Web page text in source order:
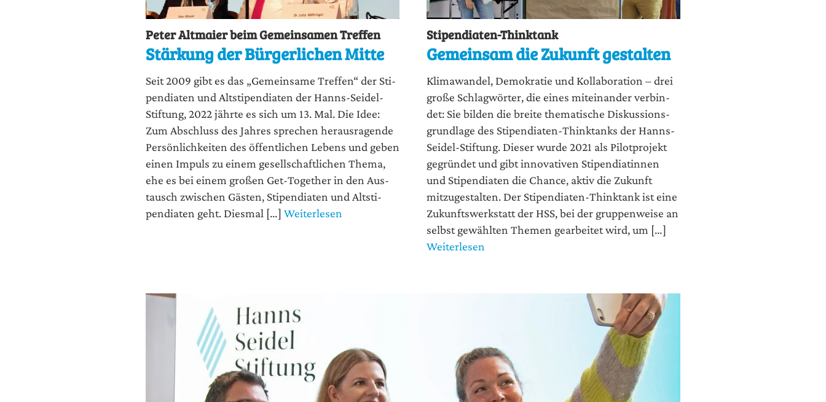
Peter Altmaier beim Gemeinsamen Treffen
Stärkung der Bürgerlichen Mitte
Seit 2009 gibt es das „Gemein­sa­me Tref­fen“ der Sti­
pen­dia­ten und Alt­sti­pen­dia­ten der Hanns-Sei­del-
Stif­tung, 2022 jähr­te es sich um 13. Mal. Die Idee:
Zum Abschluss des Jah­res spre­chen her­aus­ra­gen­de
Per­sön­lich­kei­ten des öffent­li­chen Lebens und geben
einen Impuls zu einem gesell­schaft­li­chen The­ma,
ehe es bei einem gro­ßen Get-Tog­e­ther in den Aus­
tausch zwi­schen Gäs­ten, Sti­pen­dia­ten und Alt­sti­
pen­dia­ten geht. Dies­mal […] Weiterlesen
Stipendiaten-Thinktank
Gemeinsam die Zukunft gestalten
Kli­ma­wan­del, Demo­kra­tie und Kol­la­bo­ra­ti­on – drei
gro­ße Schlag­wör­ter, die eines mit­ein­an­der ver­bin­
det: Sie bil­den die brei­te the­ma­ti­sche Dis­kus­si­ons­
grund­la­ge des Sti­pen­dia­ten-Thinktanks der Hanns-
Sei­del-Stif­tung. Die­ser wur­de 2021 als Pilot­pro­jekt
gegrün­det und gibt inno­va­ti­ven Sti­pen­dia­tin­nen
und Sti­pen­dia­ten die Chan­ce, aktiv die Zukunft
mitzugestalten. Der Sti­pen­dia­ten-Thinktank ist eine
Zukunfts­werk­statt der HSS, bei der grup­pen­wei­se an
selbst gewähl­ten The­men gear­bei­tet wird, um […]
Weiterlesen